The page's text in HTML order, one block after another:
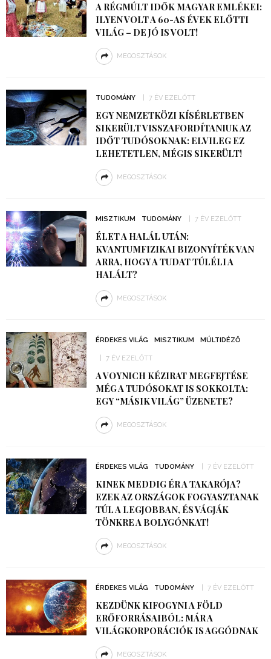
A RÉGMÚLT IDŐK MAGYAR EMLÉKEI:
ILYEN VOLT A 60-AS ÉVEK ELŐTTI
VILÁG – DE JÓ IS VOLT!
MEGOSZTÁSOK
TUDOMÁNY 7 ÉV EZELŐTT
EGY NEMZETKÖZI KÍSÉRLETBEN
SIKERÜLT VISSZAFORDÍTANIUK AZ
IDŐT TUDÓSOKNAK: ELVILEG EZ
LEHETETLEN, MÉGIS SIKERÜLT!
MEGOSZTÁSOK
MISZTIKUM TUDOMÁNY 7 ÉV EZELŐTT
ÉLET A HALÁL UTÁN:
KVANTUMFIZIKAI BIZONYÍTÉK VAN
ARRA, HOGY A TUDAT TÚLÉLI A
HALÁLT?
MEGOSZTÁSOK
ÉRDEKES VILÁG MISZTIKUM MÚLTIDÉZŐ
7 ÉV EZELŐTT
A VOYNICH KÉZIRAT MEGFEJTÉSE
MÉG A TUDÓSOKAT IS SOKKOLTA:
EGY “MÁSIK VILÁG” ÜZENETE?
MEGOSZTÁSOK
ÉRDEKES VILÁG TUDOMÁNY 7 ÉV EZELŐTT
KINEK MEDDIG ÉR A TAKARÓJA?
EZEK AZ ORSZÁGOK FOGYASZTANAK
TÚL A LEGJOBBAN, ÉS VÁGJÁK
TÖNKRE A BOLYGÓNKAT!
MEGOSZTÁSOK
ÉRDEKES VILÁG TUDOMÁNY 7 ÉV EZELŐTT
KEZDÜNK KIFOGYNI A FÖLD
ERŐFORRÁSAIBÓL: MÁR A
VILÁGKORPORÁCIÓK IS AGGÓDNAK
MEGOSZTÁSOK